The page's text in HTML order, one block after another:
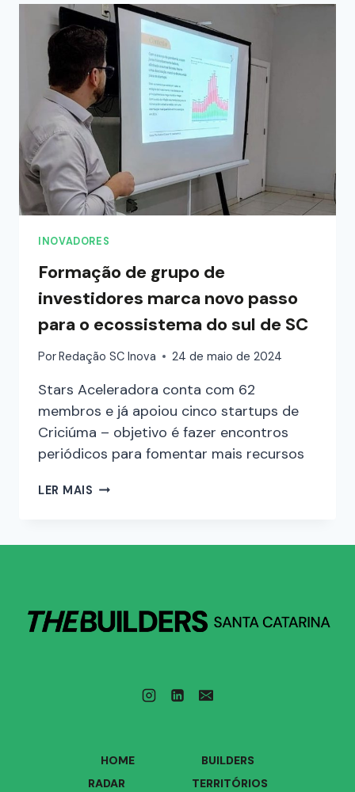
INOVADORES
Formação de grupo de
investidores marca novo passo
para o ecossistema do sul de SC
PorRedação SC Inova 24 de maio de 2024
Stars Aceleradora conta com 62
membros e já apoiou cinco startups de
Criciúma – objetivo é fazer encontros
periódicos para fomentar mais recursos
LER MAIS
HOME
BUILDERS
RADAR
TERRITÓRIOS